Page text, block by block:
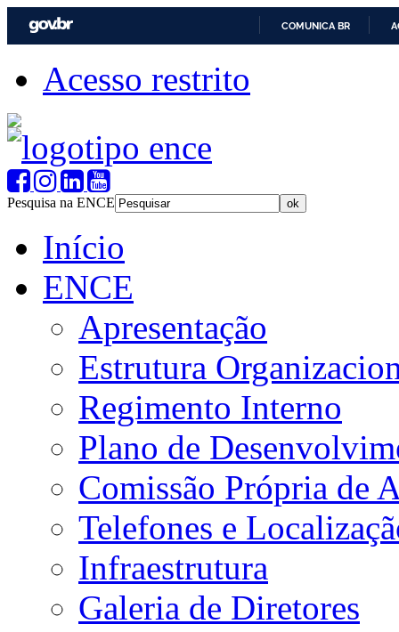
COMUNICA BR
Acesso restrito
Pesquisa na ENCE
Início
ENCE
Apresentação
Estrutura
Regimento Interno
Plano de
Comissão Própria de
Telefones e
Infraestrutura
Galeria de Diretores